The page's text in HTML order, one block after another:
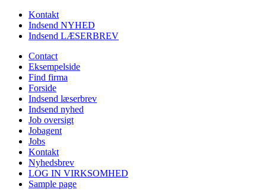
Kontakt
Indsend NYHED
Indsend LÆSERBREV
Contact
Eksempelside
Find firma
Forside
Indsend læserbrev
Indsend nyhed
Job oversigt
Jobagent
Jobs
Kontakt
Nyhedsbrev
LOG IN VIRKSOMHED
Sample page